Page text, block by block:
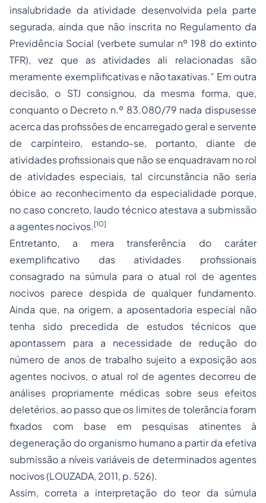
insalubridade da atividade desenvolvida pela parte
segurada, ainda que não inscrita no Regulamento da
Previdência Social (verbete sumular nº 198 do extinto
TFR), vez que as atividades ali relacionadas são
meramente exemplificativas e não taxativas.” Em outra
decisão, o STJ consignou, da mesma forma, que,
conquanto o Decreto n.º 83.080/79 nada dispusesse
acerca das profissões de encarregado geral e servente
de carpinteiro, estando-se, portanto, diante de
atividades profissionais que não se enquadravam no rol
de atividades especiais, tal circunstância não seria
óbice ao reconhecimento da especialidade porque,
no caso concreto, laudo técnico atestava a submissão
a agentes nocivos. [10]
Entretanto, a mera transferência do caráter
exemplificativo das atividades profissionais
consagrado na súmula para o atual rol de agentes
nocivos parece despida de qualquer fundamento.
Ainda que, na origem, a aposentadoria especial não
tenha sido precedida de estudos técnicos que
apontassem para a necessidade de redução do
número de anos de trabalho sujeito a exposição aos
agentes nocivos, o atual rol de agentes decorreu de
análises propriamente médicas sobre seus efeitos
deletérios, ao passo que os limites de tolerância foram
fixados com base em pesquisas atinentes à
degeneração do organismo humano a partir da efetiva
submissão a níveis variáveis de determinados agentes
nocivos (LOUZADA, 2011, p. 526).
Assim, correta a interpretação do teor da súmula